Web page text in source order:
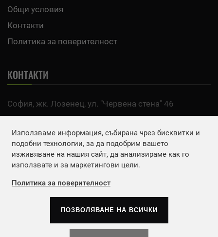
Общи условия
Контакти
Политика за поверителност
КОНТАКТИ
София, жк. Лозенец, ул. "Червена стена" 46
Email: office@agro.bg
FACEBOOK
Copyrights © 2026Агенция Европа ЕООД
Използваме информация, събирана чрез бисквитки и
подобни технологии, за да подобрим вашето
изживяване на нашия сайт, да анализираме как го
използвате и за маркетингови цели.
Политика за поверителност
ПОЗВОЛЯВАНЕ НА ВСИЧКИ